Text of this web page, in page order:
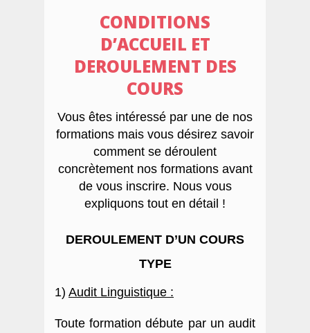
CONDITIONS
D’ACCUEIL ET
DEROULEMENT DES
COURS
Vous êtes intéressé par une de nos
formations mais vous désirez savoir
comment se déroulent
concrètement nos formations avant
de vous inscrire. Nous vous
expliquons tout en détail !
DEROULEMENT D’UN COURS
TYPE
1) Audit Linguistique :
Toute formation débute par un audit